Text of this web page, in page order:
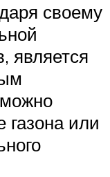
своему
является
или